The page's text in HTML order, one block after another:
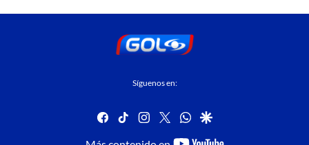
Síguenos en:
facebook
tiktok instagram
twitterwhatsapp
google